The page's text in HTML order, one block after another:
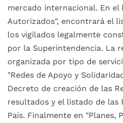
mercado internacional. En el
Autorizados", encontrará el
los vigilados legalmente
por la Superintendencia. La
organizada por tipo de
"Redes de Apoyo y
Decreto de creación de las
resultados y el listado de las
País. Finalmente en "Planes,